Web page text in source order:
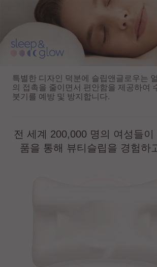
특별한 디자인 덕분에 슬립앤글로우는
의 접촉을 줄이면서 편안함을 제공하여
붓기를 예방 및 방지합니다.
전 세계 200,000 명의 여성들이
품을 통해 뷰티슬립을 경험하